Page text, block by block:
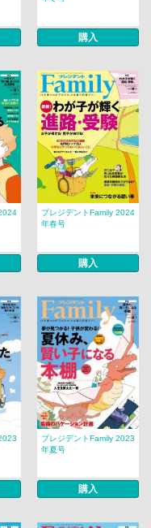
購入
プレジデントFamily 2024
年春号
購入
プレジデントFamily 2023
年夏号
購入